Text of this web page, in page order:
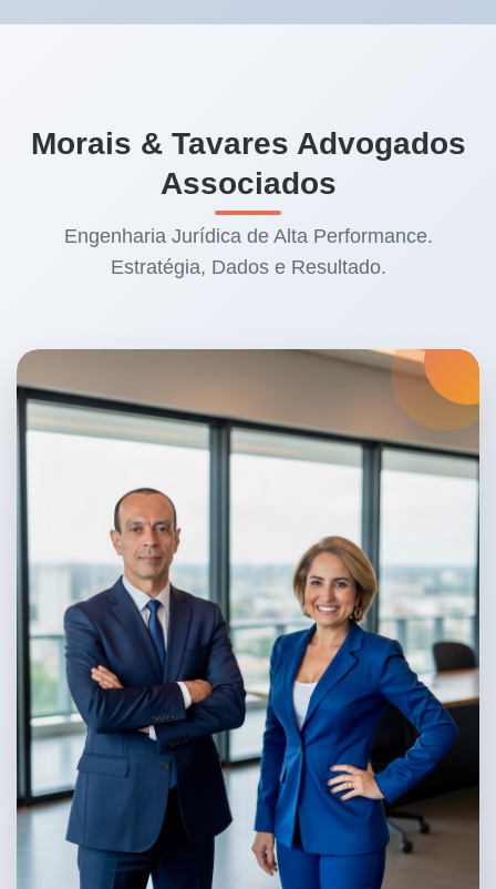
Morais & Tavares Advogados
Associados
Engenharia Jurídica de Alta Performance.
Estratégia, Dados e Resultado.